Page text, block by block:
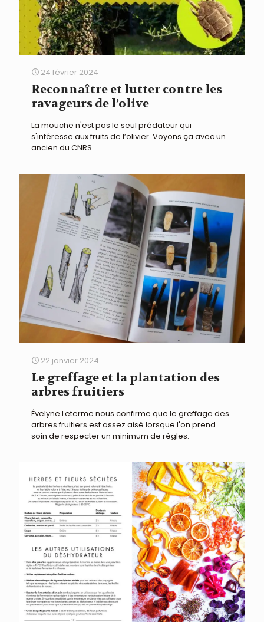
24 février 2024
Reconnaître et lutter contre les
ravageurs de l’olive
La mouche n'est pas le seul prédateur qui
s'intéresse aux fruits de l’olivier. Voyons ça avec un
ancien du CNRS.
22 janvier 2024
Le greffage et la plantation des
arbres fruitiers
Évelyne Leterme nous confirme que le greffage des
arbres fruitiers est assez aisé lorsque l'on prend
soin de respecter un minimum de règles.